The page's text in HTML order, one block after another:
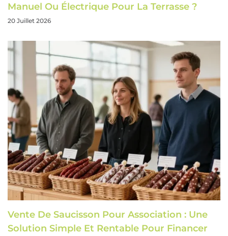
Manuel Ou Électrique Pour La Terrasse ?
20 Juillet 2026
Vente De Saucisson Pour Association : Une
Solution Simple Et Rentable Pour Financer